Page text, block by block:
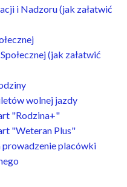
i Nadzoru (jak załatwić
(jak załatwić
wolnej jazdy
"Rodzina+"
"Weteran Plus"
prowadzenie placówki